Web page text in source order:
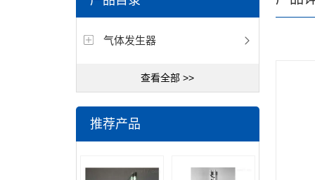
气体发生器
查看全部 >>
推荐产品